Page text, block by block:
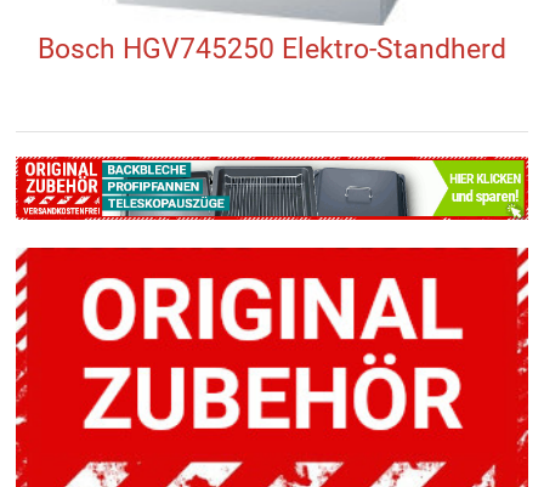
Bosch HGV745250 Elektro-Standherd